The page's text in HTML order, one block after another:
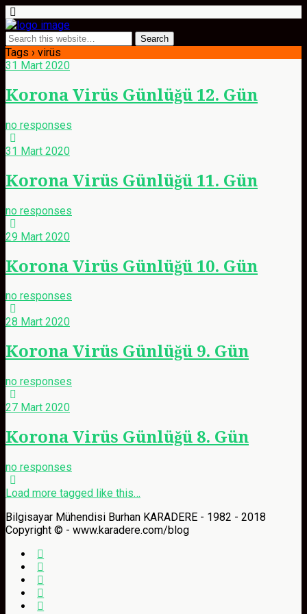
Tags › virüs
31 Mart 2020
Korona Virüs Günlüğü 12. Gün
no responses
31 Mart 2020
Korona Virüs Günlüğü 11. Gün
no responses
29 Mart 2020
Korona Virüs Günlüğü 10. Gün
no responses
28 Mart 2020
Korona Virüs Günlüğü 9. Gün
no responses
27 Mart 2020
Korona Virüs Günlüğü 8. Gün
no responses
Load more tagged like this…
Bilgisayar Mühendisi Burhan KARADERE - 1982 - 2018
Copyright © - www.karadere.com/blog